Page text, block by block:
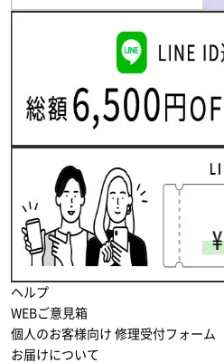
ヘルプ
WEBご意見箱
個人のお客様向け 修理受付フォーム
お届けについて